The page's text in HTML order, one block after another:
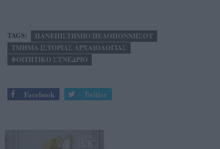
TAGS:
ΠΑΝΕΠΙΣΤΗΜΙΟ ΠΕΛΟΠΟΝΝΗΣΟΥ
ΤΜΗΜΑ ΙΣΤΟΡΙΑΣ ΑΡΧΑΙΟΛΟΓΙΑΣ
ΦΟΙΤΗΤΙΚΟ ΣΥΝΕΔΡΙΟ
Facebook Twitter